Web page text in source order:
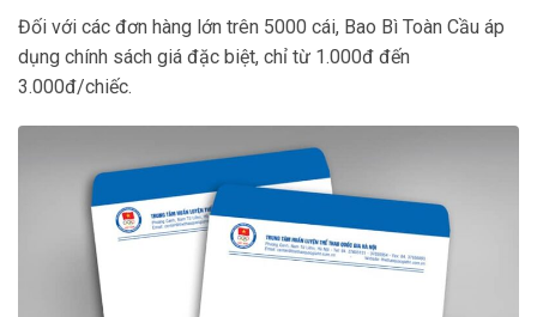
Đối với các đơn hàng lớn trên 5000 cái, Bao Bì Toàn Cầu áp
dụng chính sách giá đặc biệt, chỉ từ 1.000đ đến
3.000đ/chiếc.